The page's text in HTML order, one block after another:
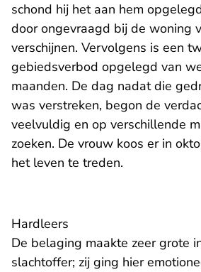
schond hij het aan hem
door ongevraagd bij de woning
verschijnen. Vervolgens is een
gebiedsverbod opgelegd van
maanden. De dag nadat die
was verstreken, begon de
veelvuldig en op verschillende
zoeken. De vrouw koos er in
het leven te treden.
Hardleers
De belaging maakte zeer grote
slachtoffer; zij ging hier